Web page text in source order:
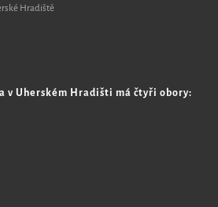
Hradiště
v Uherském Hradišti má čtyři obory: